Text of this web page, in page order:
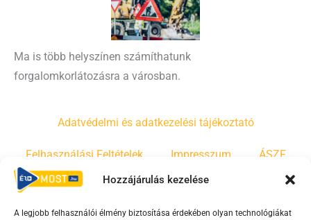
Hozzájárulás kezelése
A legjobb felhasználói élmény biztosítása érdekében olyan technológiákat
Ma is több helyszínen számíthatunk
forgalomkorlátozásra a városban.
Adatvédelmi és adatkezelési tájékoztató
Felhasználási Feltételek Impresszum ÁSZF
Irányelvek Moderálási szabályzat